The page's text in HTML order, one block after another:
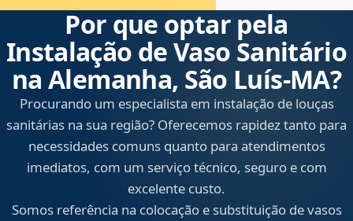
Por que optar pela
Instalação de Vaso Sanitário
na Alemanha, São Luís‑MA?
Procurando um especialista em instalação de louças
sanitárias na sua região? Oferecemos rapidez tanto para
necessidades comuns quanto para atendimentos
imediatos, com um serviço técnico, seguro e com
excelente custo.
Somos referência na colocação e substituição de vasos